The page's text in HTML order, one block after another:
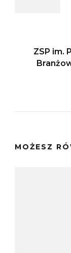
ZSP im.
MOŻESZ